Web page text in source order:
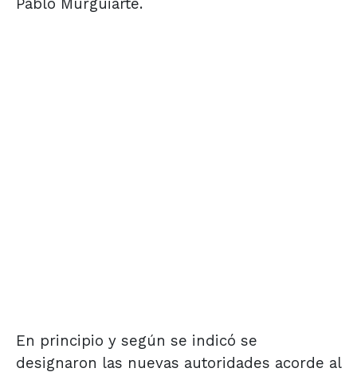
Pablo Murguiarte.
En principio y según se indicó se
designaron las nuevas autoridades acorde al